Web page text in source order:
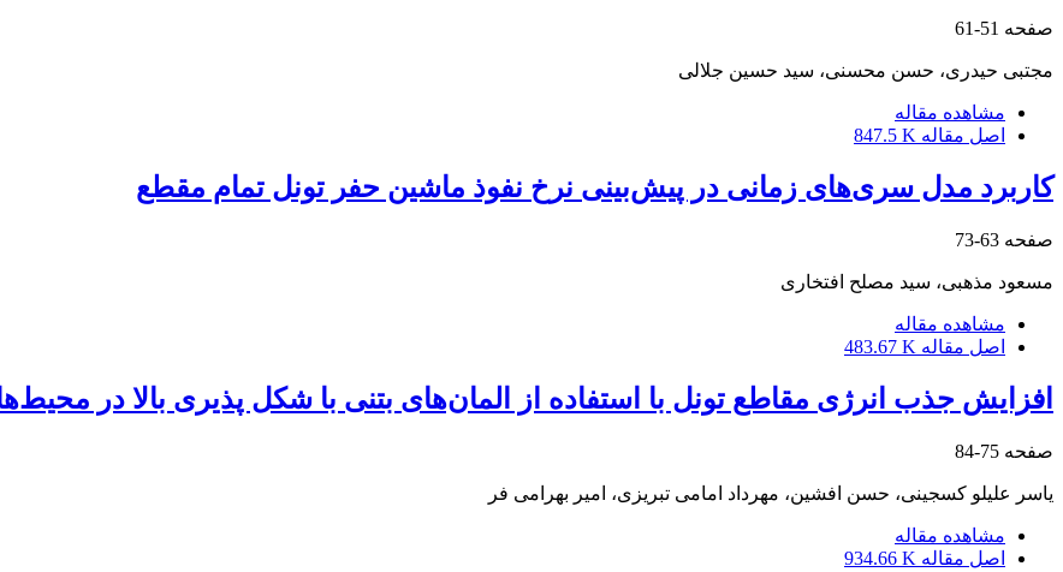
صفحه 51-61
مجتبی حیدری، حسن محسنی، سید حسین جلالی
مشاهده مقاله
اصل مقاله 847.5 K
کاربرد مدل سری‌های زمانی در پیش‌بینی نرخ نفوذ ماشین حفر تونل تمام مقطع
صفحه 63-73
مسعود مذهبی، سید مصلح افتخاری
مشاهده مقاله
اصل مقاله 483.67 K
افزایش جذب انرژی مقاطع تونل با استفاده از المان‌های بتنی با شکل پذیری بالا در
صفحه 75-84
یاسر علیلو کسجینی، حسن افشین، مهرداد امامی تبریزی، امیر بهرامی فر
مشاهده مقاله
اصل مقاله 934.66 K